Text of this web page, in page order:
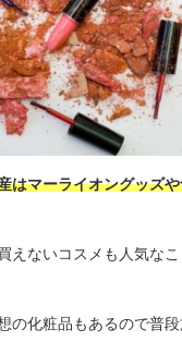
はマーライオングッズ
えないコスメも人気な
の化粧品もあるので普